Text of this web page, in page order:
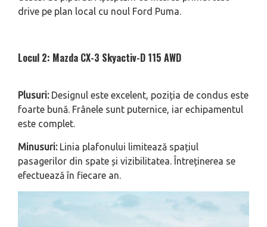
drive pe plan local cu noul Ford Puma.
Locul 2: Mazda CX-3 Skyactiv-D 115 AWD
Plusuri: Designul este excelent, poziția de condus este
foarte bună. Frânele sunt puternice, iar echipamentul
este complet.
Minusuri: Linia plafonului limitează spațiul
pasagerilor din spate și vizibilitatea. Întreținerea se
efectuează în fiecare an.